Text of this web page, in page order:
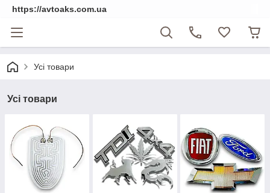
https://avtoaks.com.ua
Усі товари
Усі товари